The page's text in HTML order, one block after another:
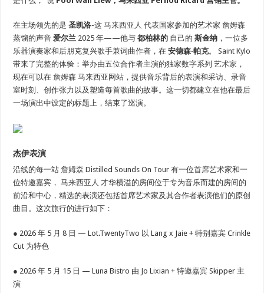
在主场领先的是圣凯洛-这马来西亚人 代表国家参加的艺术家詹姆森
蒸馏的声音爱尔兰 2025 年——他与都柏林的 自己的斯金纳 ，一位多
乐器演奏家和后朋克复兴歌手兼词曲作者，在安德森·帕克。 Saint Kylo
带来了完整的体验：举办由五位合作者主演的独家数字系列艺术家 ，
现在可以在詹姆森 马来西亚网站，提供音乐背后的表演和采访、录音
室时刻、创作张力以及塑造每首歌曲的故事。这一切都建立在他在最后
一场演出中设定的标题上，结束了巡演。
杰伊表演
沿线的每一站詹姆森 Distilled Sounds On Tour 有一位首席艺术家和一
位特邀嘉宾，马来西亚人 才华横溢的房间位于专为音乐而建的房间的
前沿和中心，精选的表演还包括首席艺术家及其合作者表演他们的原创
曲目。这次旅行的进行如下：
● 2026 年 5 月 8 日 — Lot.TwentyTwo 以 Lang x Jaie + 特别嘉宾 Crinkle
Cut 为特色
● 2026 年 5 月 15 日 — Luna Bistro 由 Jo Lixian + 特邀嘉宾 Skipper 主
演